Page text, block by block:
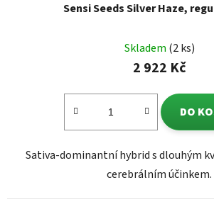
Sensi Seeds Silver Haze,
Skladem (2 ks)
2 922 Kč
DO
Sativa-dominantní hybrid s dlouhým
cerebrálním účinkem.